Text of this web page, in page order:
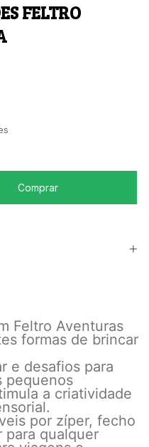
FELTRO
Feltro Aventuras
formas de brincar
e desafios para
pequenos
a criatividade
por zíper, fecho
para qualquer